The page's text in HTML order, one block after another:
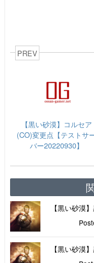
PREV
【黒い砂漠】コルセア
(CO)変更点【テストサ
バー20220930】
【黒い砂漠
【黒い砂漠